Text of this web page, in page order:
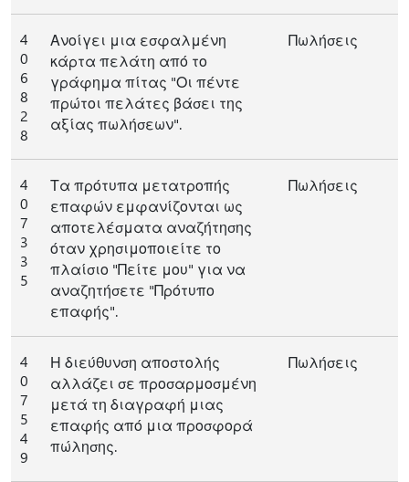
4
0
6
8
2
8
Ανοίγει μια εσφαλμένη
κάρτα πελάτη από το
γράφημα πίτας "Οι πέντε
πρώτοι πελάτες βάσει της
αξίας πωλήσεων".
Πωλήσεις
4
0
7
3
3
5
Τα πρότυπα μετατροπής
επαφών εμφανίζονται ως
αποτελέσματα αναζήτησης
όταν χρησιμοποιείτε το
πλαίσιο "Πείτε μου" για να
αναζητήσετε "Πρότυπο
επαφής".
Πωλήσεις
4
0
7
5
4
9
Η διεύθυνση αποστολής
αλλάζει σε προσαρμοσμένη
μετά τη διαγραφή μιας
επαφής από μια προσφορά
πώλησης.
Πωλήσεις